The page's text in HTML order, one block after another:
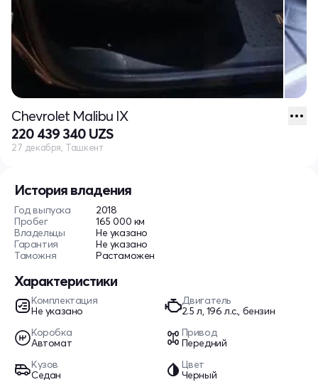
История владения
Год выпуска
2018
Пробег
165 000 км
Владельцы
Не указано
Гарантия
Не указано
Таможня
Растаможен
Характеристики
Комплектация
Не указано
Двигатель
2.5 л, 196 л.с., бензин
Коробка
Автомат
Привод
Передний
Кузов
Седан
Цвет
Черный
Chevrolet Malibu IX
220 439 340 UZS
27 декабря, Ташкент